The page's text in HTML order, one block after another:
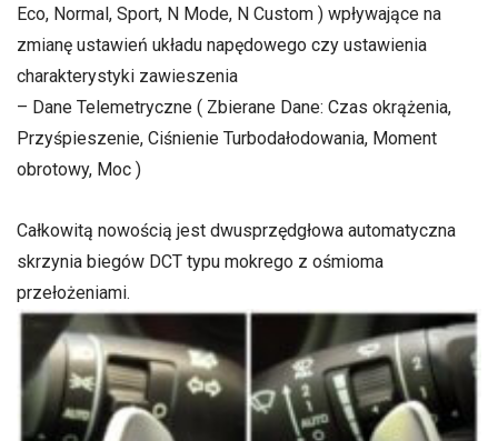
Eco, Normal, Sport, N Mode, N Custom ) wpływające na
zmianę ustawień układu napędowego czy ustawienia
charakterystyki zawieszenia
– Dane Telemetryczne ( Zbierane Dane: Czas okrążenia,
Przyśpieszenie, Ciśnienie Turbodałodowania, Moment
obrotowy, Moc )
Całkowitą nowością jest dwusprzędgłowa automatyczna
skrzynia biegów DCT typu mokrego z ośmioma
przełożeniami.